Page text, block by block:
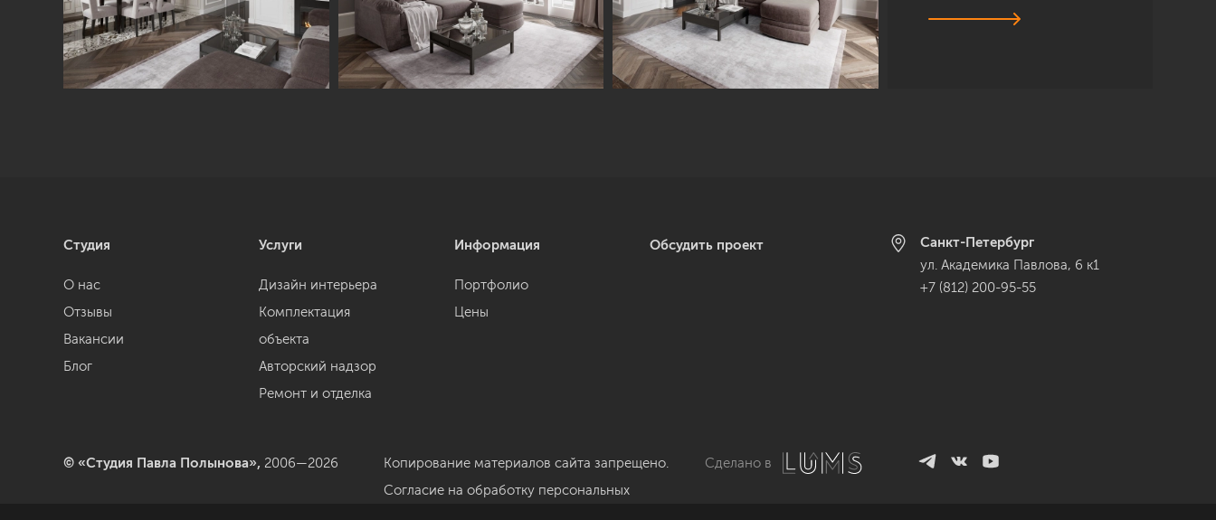
Студия
О нас
Отзывы
Вакансии
Блог
Услуги
Дизайн интерьера
Комплектация
объекта
Авторский надзор
Ремонт и отделка
Информация
Портфолио
Цены
Обсудить проект
Санкт-Петербург
ул. Академика Павлова, 6 к1
+7 (812) 200-95-55
© «Студия Павла Полынова», 2006—2026
Копирование материалов сайта запрещено.
Согласие на обработку персональных
Сделано в